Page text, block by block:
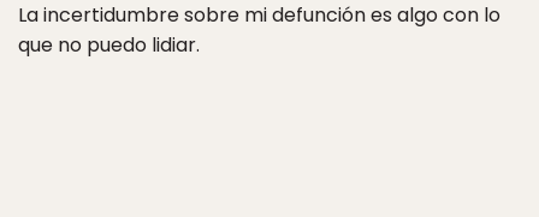
La incertidumbre sobre mi defunción es algo con lo
que no puedo lidiar.